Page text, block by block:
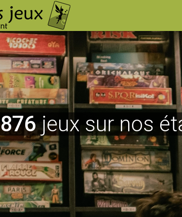
876jeux sur nos